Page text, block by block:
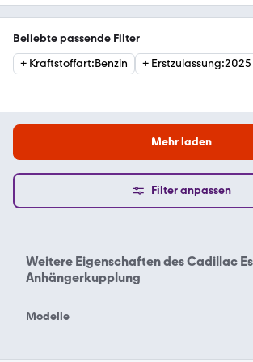
Beliebte passende Filter
+ Kraftstoffart:Benzin + Erstzulassung:2025
Mehr laden
Filter anpassen
Weitere Eigenschaften desCadillac
Anhängerkupplung
Modelle